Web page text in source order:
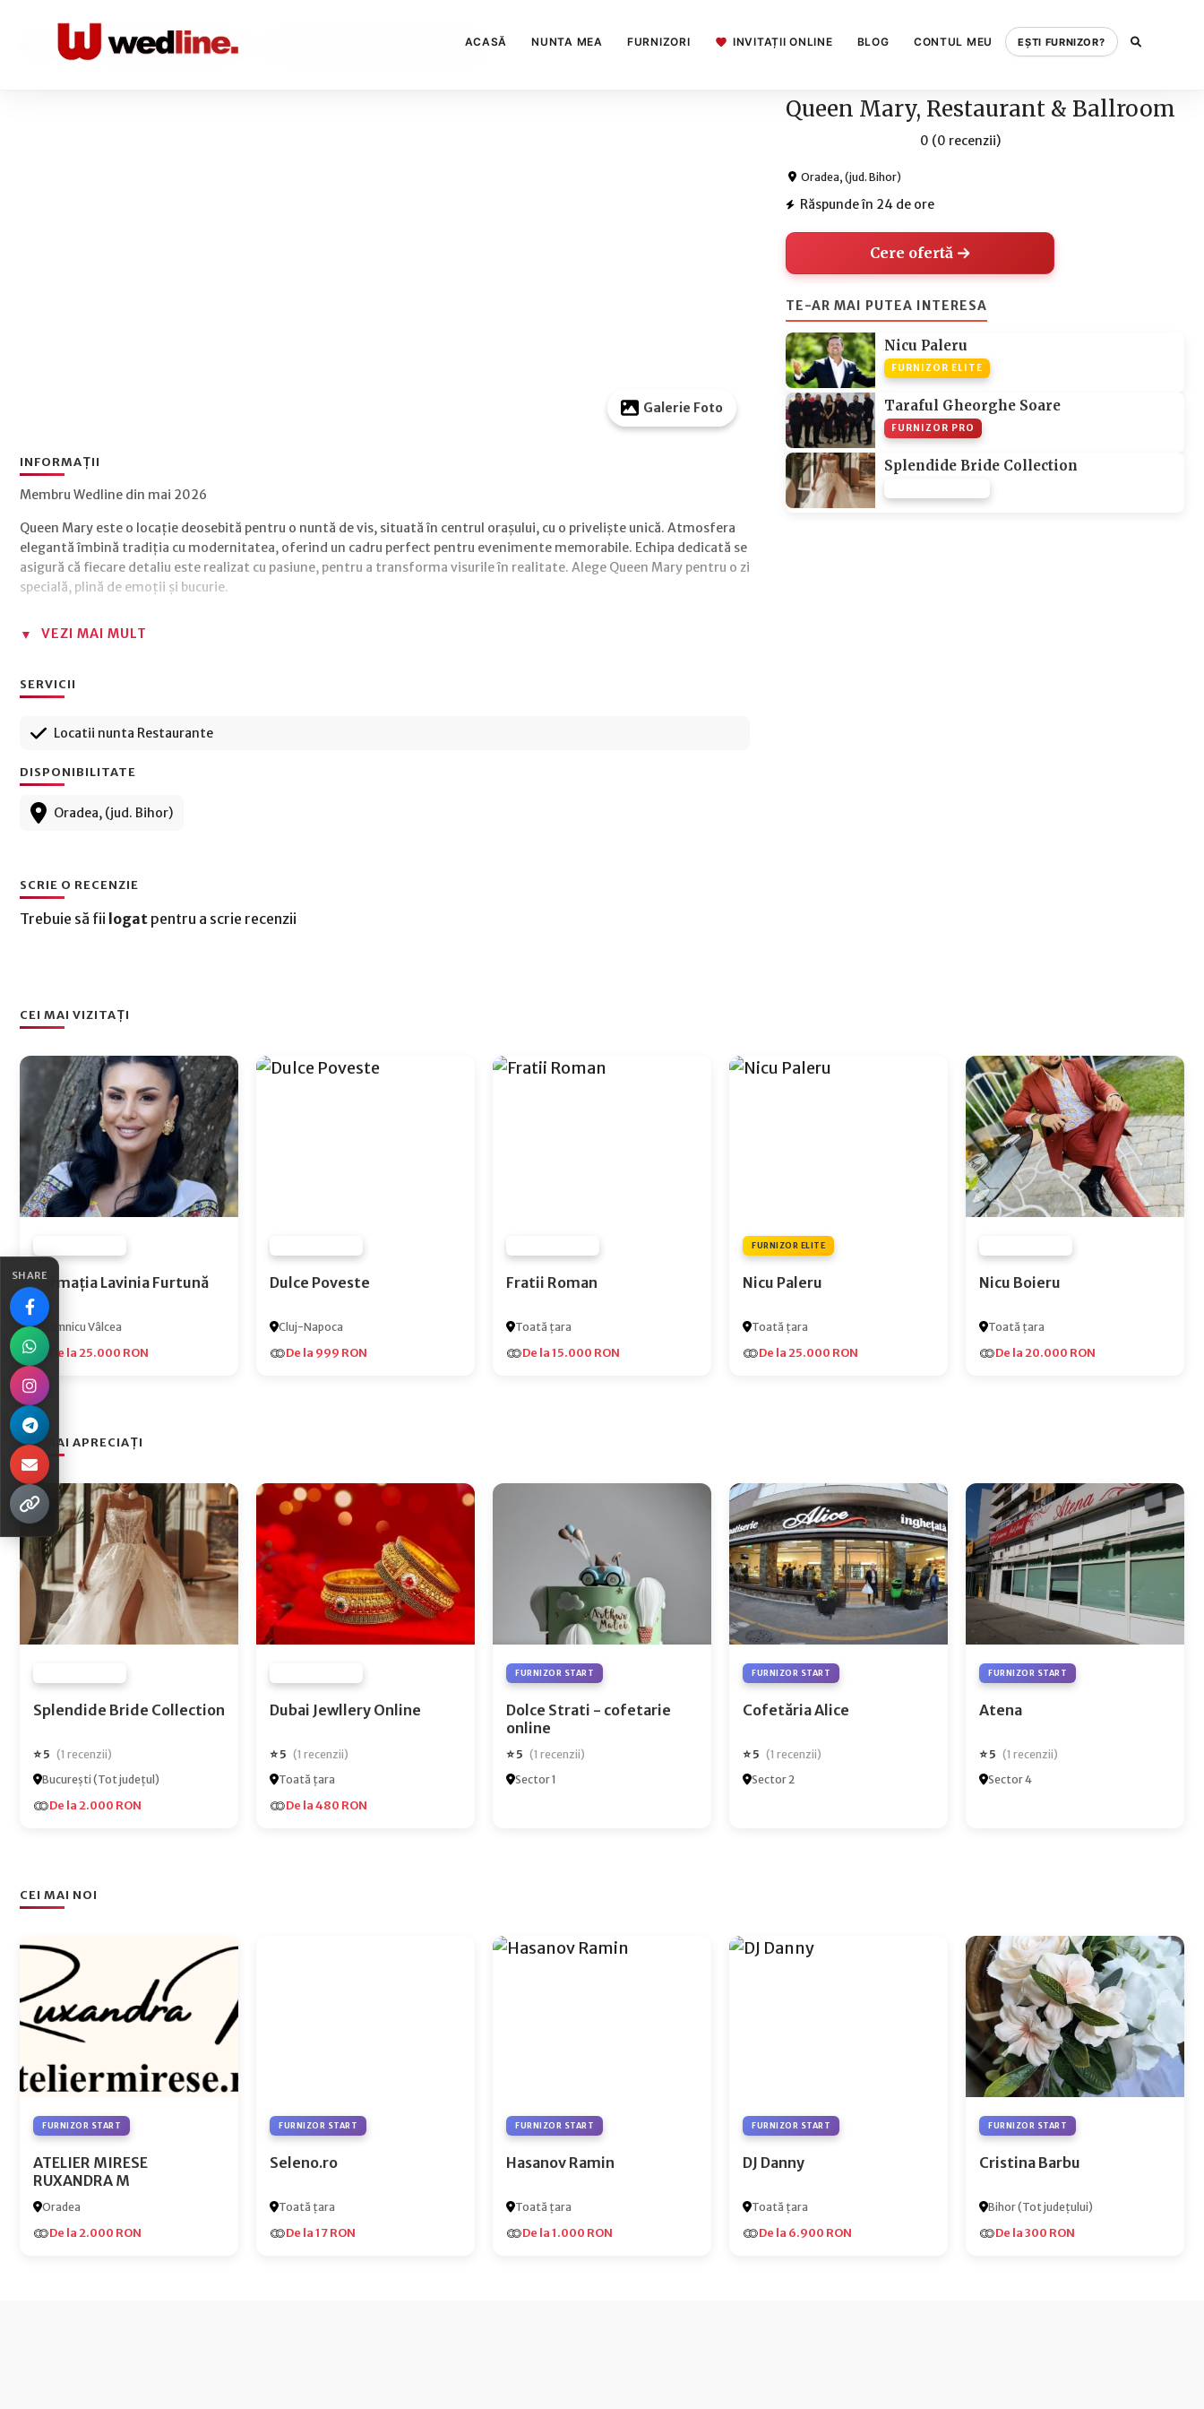
ACASĂ NUNTA MEA FURNIZORI INVITAȚII ONLINE BLOG CONTUL MEU EȘTI FURNIZOR?
SHARE
/ Locatii nunta Restaurante Queen Mary, Restaurant & Ballroom
Galerie Foto
Queen Mary, Restaurant & Ballroom
0 (0 recenzii)
Oradea, (jud. Bihor)
Răspunde în 24 de ore
Cere ofertă
TE-AR MAI PUTEA INTERESA
Nicu Paleru
FURNIZOR ELITE
Taraful Gheorghe Soare
FURNIZOR PRO
Splendide Bride Collection
INFORMAȚII
Membru Wedline din mai 2026
Queen Mary este o locație deosebită pentru o nuntă de vis, situată în centrul orașului, cu o priveliște unică. Atmosfera
elegantă îmbină tradiția cu modernitatea, oferind un cadru perfect pentru evenimente memorabile. Echipa dedicată se
asigură că fiecare detaliu este realizat cu pasiune, pentru a transforma visurile în realitate. Alege Queen Mary pentru o zi
specială, plină de emoții și bucurie.
VEZI MAI MULT
SERVICII
Locatii nunta Restaurante
DISPONIBILITATE
Oradea, (jud. Bihor)
SCRIE O RECENZIE
Trebuie să fii logat pentru a scrie recenzii
CEI MAI VIZITAȚI
Formația Lavinia Furtună
Râmnicu Vâlcea
De la 25.000 RON
Dulce Poveste
Cluj-Napoca
De la 999 RON
Fratii Roman
Toată țara
De la 15.000 RON
FURNIZOR ELITE
Nicu Paleru
Toată țara
De la 25.000 RON
Nicu Boieru
Toată țara
De la 20.000 RON
CEI MAI APRECIAȚI
Splendide Bride Collection
⭐ 5 (1 recenzii)
București (Tot județul)
De la 2.000 RON
Dubai Jewllery Online
⭐ 5 (1 recenzii)
Toată țara
De la 480 RON
FURNIZOR START
Dolce Strati - cofetarie
online
⭐ 5 (1 recenzii)
Sector 1
FURNIZOR START
Cofetăria Alice
⭐ 5 (1 recenzii)
Sector 2
FURNIZOR START
Atena
⭐ 5 (1 recenzii)
Sector 4
CEI MAI NOI
FURNIZOR START
ATELIER MIRESE
RUXANDRA M
Oradea
De la 2.000 RON
FURNIZOR START
Seleno.ro
Toată țara
De la 17 RON
FURNIZOR START
Hasanov Ramin
Toată țara
De la 1.000 RON
FURNIZOR START
DJ Danny
Toată țara
De la 6.900 RON
FURNIZOR START
Cristina Barbu
Bihor (Tot județului)
De la 300 RON